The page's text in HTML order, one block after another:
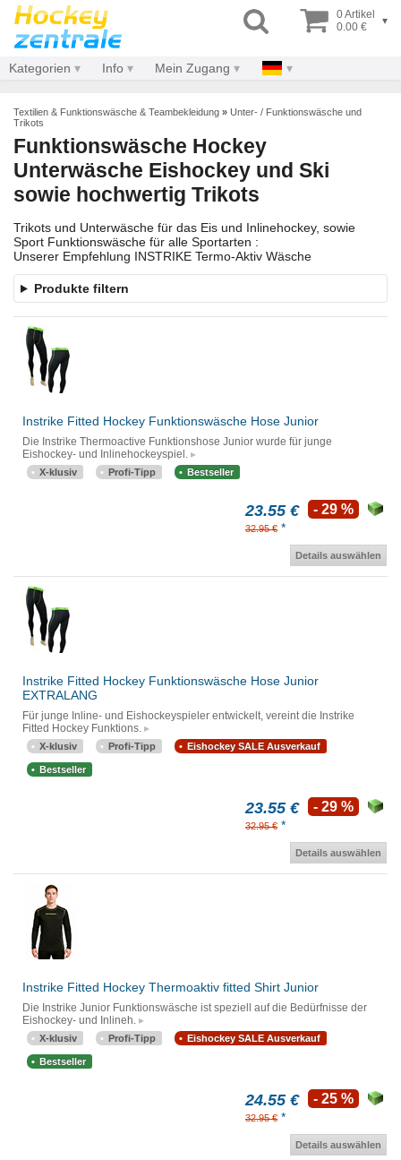
0 Artikel
0.00 €
▾
Kategorien Info Mein Zugang
Textilien & Funktionswäsche & Teambekleidung » Unter- / Funktionswäsche und
Trikots
Funktionswäsche Hockey
Unterwäsche Eishockey und Ski
sowie hochwertig Trikots
Trikots und Unterwäsche für das Eis und Inlinehockey, sowie
Sport Funktionswäsche für alle Sportarten :
Unserer Empfehlung INSTRIKE Termo-Aktiv Wäsche
Produkte filtern
Instrike Fitted Hockey Funktionswäsche Hose Junior
Die Instrike Thermoactive Funktionshose Junior wurde für junge
Eishockey- und Inlinehockeyspiel.
X-klusiv Profi-Tipp Bestseller
23.55 €
32.95 € *
- 29 %
Details auswählen
Instrike Fitted Hockey Funktionswäsche Hose Junior
EXTRALANG
Für junge Inline- und Eishockeyspieler entwickelt, vereint die Instrike
Fitted Hockey Funktions.
X-klusiv Profi-Tipp Eishockey SALE Ausverkauf
Bestseller
23.55 €
32.95 € *
- 29 %
Details auswählen
Instrike Fitted Hockey Thermoaktiv fitted Shirt Junior
Die Instrike Junior Funktionswäsche ist speziell auf die Bedürfnisse der
Eishockey- und Inlineh.
X-klusiv Profi-Tipp Eishockey SALE Ausverkauf
Bestseller
24.55 €
32.95 € *
- 25 %
Details auswählen